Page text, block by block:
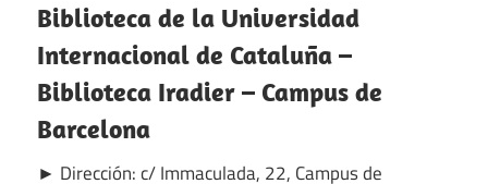
Biblioteca de la Universidad
Internacional de Cataluña –
Biblioteca Iradier – Campus de
Barcelona
► Dirección: c/ Immaculada, 22, Campus de